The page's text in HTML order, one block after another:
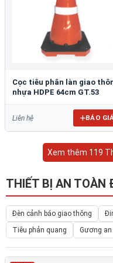
Cọc tiêu phân làn giao
nhựa HDPE 64cm GT.53
Liên hệ BÁO
Xem thêm 119
THIẾT BỊ AN TOÀN
Đèn cảnh báo giao thông
Tiêu phản quang
Gương